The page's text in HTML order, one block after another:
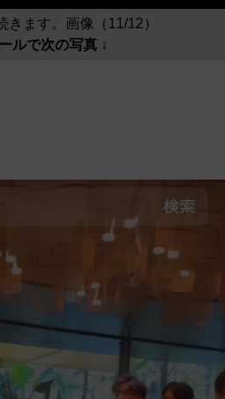
きます。画像（11/12）
ルで次の写真 ↓